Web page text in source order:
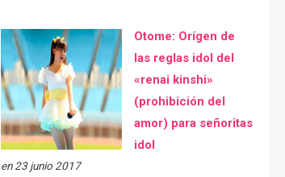
Otome: Orígen de
las reglas idol del
«renai kinshi»
(prohibición del
amor) para señoritas
idol
en 23 junio 2017